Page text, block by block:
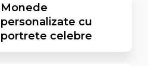
Monede
personalizate cu
portrete celebre